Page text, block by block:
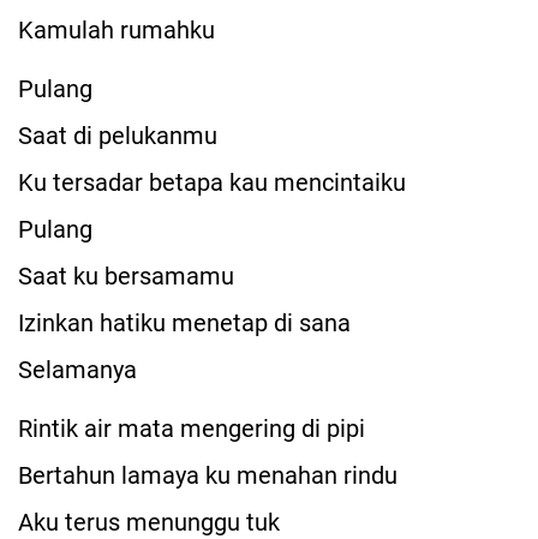
Kamulah rumahku
Pulang
Saat di pelukanmu
Ku tersadar betapa kau mencintaiku
Pulang
Saat ku bersamamu
Izinkan hatiku menetap di sana
Selamanya
Rintik air mata mengering di pipi
Bertahun lamaya ku menahan rindu
Aku terus menunggu tuk